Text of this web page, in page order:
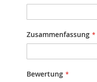
Zusammenfassung
Bewertung